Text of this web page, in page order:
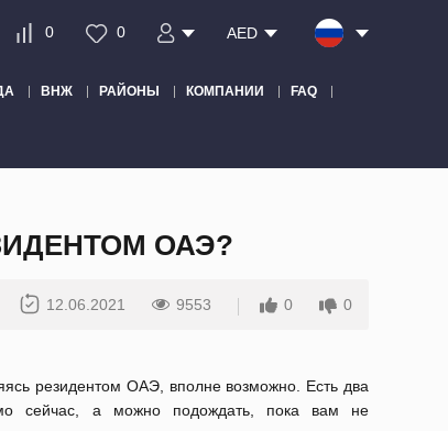
0 0 AED
ВНЖ РАЙОНЫ КОМПАНИИ FAQ
ОАЭ?
12.06.2021 9553 0 0
резидентом ОАЭ, вполне возможно. Есть два
сейчас, а можно подождать, пока вам не